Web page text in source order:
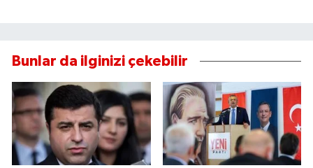
Bunlar da ilginizi çekebilir